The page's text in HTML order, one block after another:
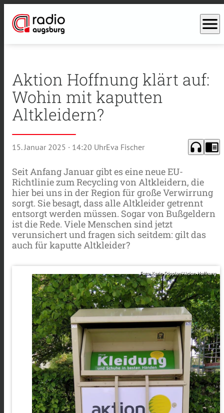
menu
Aktion Hoffnung klärt auf:
Wohin mit kaputten
Altkleidern?
15. Januar 2025 · 14:20 UhrEva Fischer headphones chrome_reader_mode
Seit Anfang Januar gibt es eine neue EU-
Richtlinie zum Recycling von Altkleidern, die
hier bei uns in der Region für große Verwirrung
sorgt. Sie besagt, dass alle Altkleider getrennt
entsorgt werden müssen. Sogar von Bußgeldern
ist die Rede. Viele Menschen sind jetzt
verunsichert und fragen sich seitdem: gilt das
auch für kaputte Altkleider?
Foto: Karin Stippler/Aktion Hoffnung